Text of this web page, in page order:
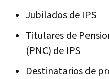
Jubilados de IPS
Titulares de
(PNC) de IPS
Destinatarios de